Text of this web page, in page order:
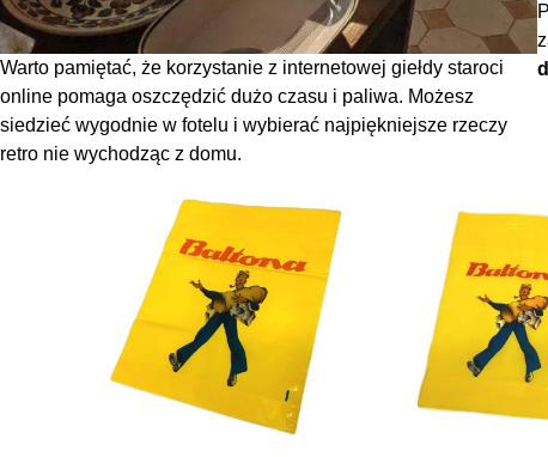
Warto pamiętać, że korzystanie z internetowej giełdy staroci
online pomaga oszczędzić dużo czasu i paliwa. Możesz
siedzieć wygodnie w fotelu i wybierać najpiękniejsze rzeczy
retro nie wychodząc z domu.